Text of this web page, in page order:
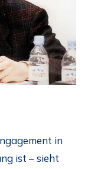
in
ist – sieht